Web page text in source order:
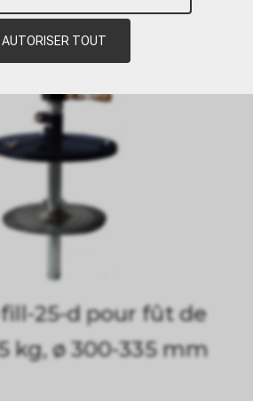
25-d pour fût de
kg, ø 300-335 mm
AUTORISER TOUT